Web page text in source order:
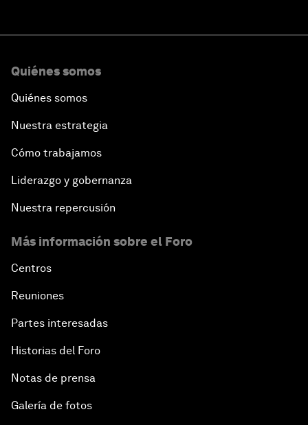
Quiénes somos
Quiénes somos
Nuestra estrategia
Cómo trabajamos
Liderazgo y gobernanza
Nuestra repercusión
Más información sobre el Foro
Centros
Reuniones
Partes interesadas
Historias del Foro
Notas de prensa
Galería de fotos